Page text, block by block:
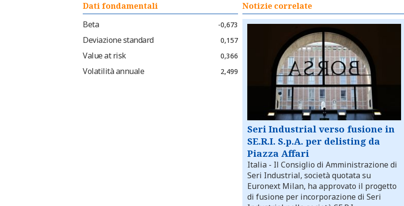
Dati fondamentali
Beta
-0,673
Deviazione standard 0,157
Value at risk 0,366
Volatilità annuale 2,499
Notizie correlate
Seri Industrial verso fusione in
SE.R.I. S.p.A. per delisting da
Piazza Affari
Italia - Il Consiglio di Amministrazione di
Seri Industrial, società quotata su
Euronext Milan, ha approvato il progetto
di fusione per incorporazione di Seri